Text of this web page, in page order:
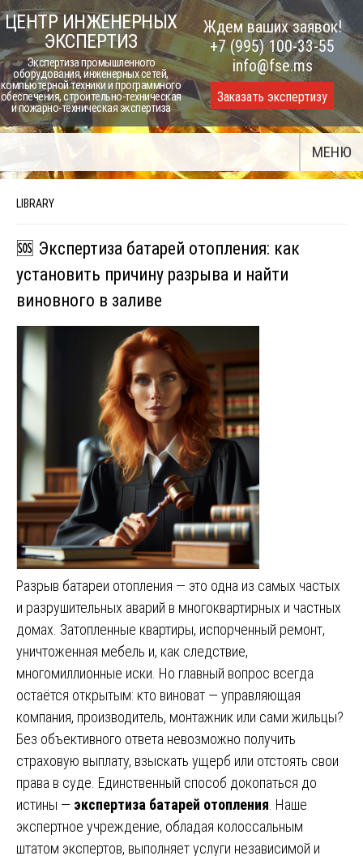
Skip
to
content
ЦЕНТР ИНЖЕНЕРНЫХ
ЭКСПЕРТИЗ
Экспертиза промышленного
оборудования, инженерных сетей,
компьютерной техники и программного
обеспечения, строительно-техническая
и пожарно-техническая экспертиза
Ждем ваших заявок!
+7 (995) 100-33-55
info@fse.ms
Заказать экспертизу
МЕНЮ
LIBRARY
🆘 Экспертиза батарей отопления: как
установить причину разрыва и найти
виновного в заливе
Разрыв батареи отопления — это одна из самых частых
и разрушительных аварий в многоквартирных и частных
домах. Затопленные квартиры, испорченный ремонт,
уничтоженная мебель и, как следствие,
многомиллионные иски. Но главный вопрос всегда
остаётся открытым: кто виноват — управляющая
компания, производитель, монтажник или сами жильцы?
Без объективного ответа невозможно получить
страховую выплату, взыскать ущерб или отстоять свои
права в суде. Единственный способ докопаться до
истины — экспертиза батарей отопления . Наше
экспертное учреждение, обладая колоссальным
штатом экспертов, выполняет услуги независимой и